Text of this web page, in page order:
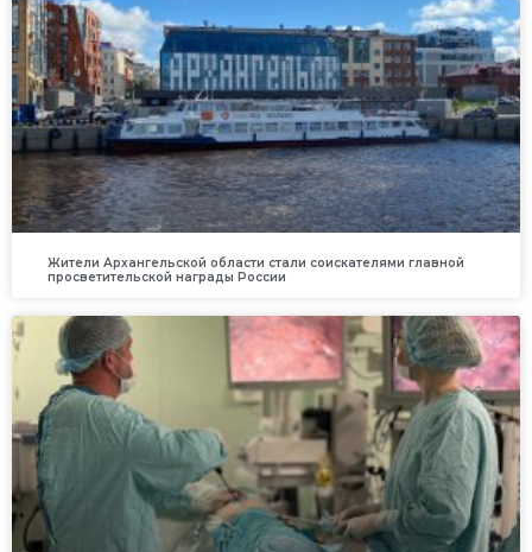
Жители Архангельской области стали соискателями главной
просветительской награды России